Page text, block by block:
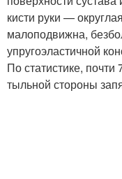
запястье
кисти руки —
малоподвижна,
упругоэластичной
По статистике,
тыльной стороны